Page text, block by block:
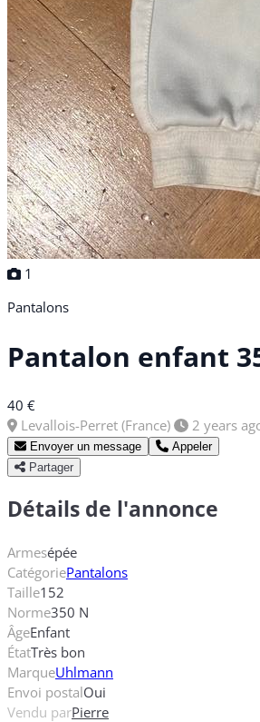
1
Pantalons
Pantalon enfant
40 €
Levallois-Perret (France)
2 years
Envoyer un message
Appeler
Partager
Détails de l'annonce
Armesépée
CatégoriePantalons
Taille152
Norme350 N
ÂgeEnfant
ÉtatTrès bon
MarqueUhlmann
Envoi postalOui
Vendu parPierre